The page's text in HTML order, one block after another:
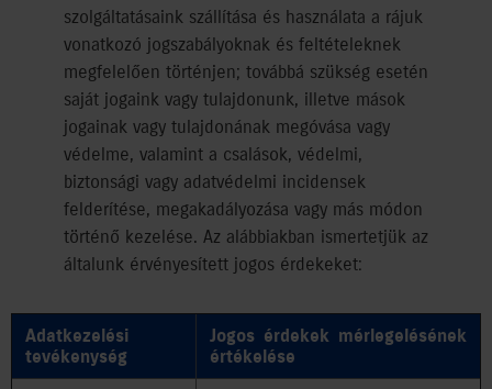
szolgáltatásaink szállítása és használata a rájuk
vonatkozó jogszabályoknak és feltételeknek
megfelelően történjen; továbbá szükség esetén
saját jogaink vagy tulajdonunk, illetve mások
jogainak vagy tulajdonának megóvása vagy
védelme, valamint a csalások, védelmi,
biztonsági vagy adatvédelmi incidensek
felderítése, megakadályozása vagy más módon
történő kezelése. Az alábbiakban ismertetjük az
általunk érvényesített jogos érdekeket:
Adatkezelési
tevékenység
Jogos érdekek mérlegelésének
értékelése